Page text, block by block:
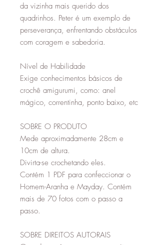
da vizinha mais querido dos
quadrinhos. Peter é um exemplo de
perseverança, enfrentando obstáculos
com coragem e sabedoria.
Nível de Habilidade
Exige conhecimentos básicos de
crochê amigurumi, como: anel
mágico, correntinha, ponto baixo, etc
SOBRE O PRODUTO
Mede aproximadamente 28cm e
10cm de altura.
Divirta-se crochetando eles.
Contém 1 PDF para confeccionar o
Homem-Aranha e Mayday. Contém
mais de 70 fotos com o passo a
passo.
SOBRE DIREITOS AUTORAIS